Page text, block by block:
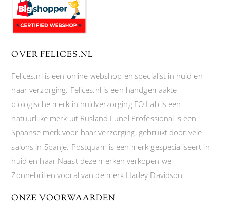
OVER FELICES.NL
Felices.nl is een online webshop en specialist in huid en
haar verzorging. Felices.nl is een handgemaakte
biologische merk in huidverzorging EO Lab is een
natuurlijke merk uit Rusland Lunel Professional is een
Spaanse merk voor haar verzorging, gebruikt door vele
salons in Spanje. Postquam is een merk gespecialiseert in
huid en haar Naast deze merken verkopen we
Zonnebrillen vooral van de merk Harley Davidson
ONZE VOORWAARDEN